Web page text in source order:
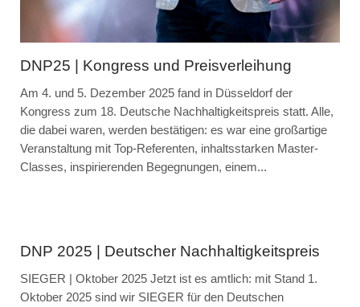
DNP25 | Kongress und Preisverleihung
Am 4. und 5. Dezember 2025 fand in Düsseldorf der
Kongress zum 18. Deutsche Nachhaltigkeitspreis statt. Alle,
die dabei waren, werden bestätigen: es war eine großartige
Veranstaltung mit Top-Referenten, inhaltsstarken Master-
Classes, inspirierenden Begegnungen, einem...
DNP 2025 | Deutscher Nachhaltigkeitspreis
SIEGER | Oktober 2025 Jetzt ist es amtlich: mit Stand 1.
Oktober 2025 sind wir SIEGER für den Deutschen